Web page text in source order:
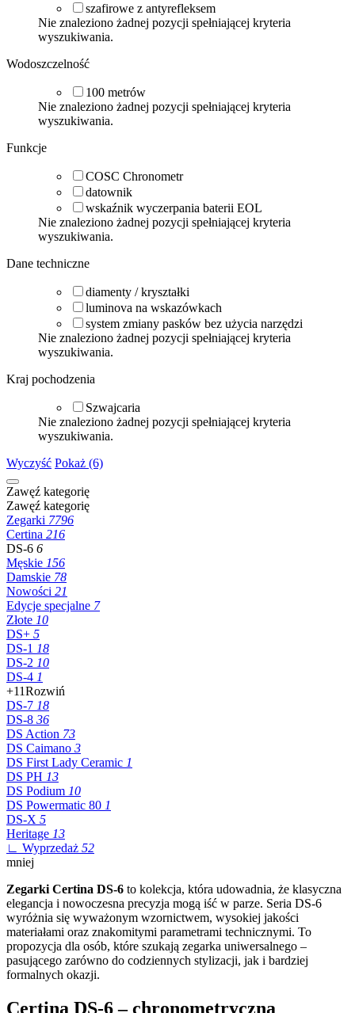
szafirowe z antyrefleksem
Nie znaleziono żadnej pozycji spełniającej kryteria
wyszukiwania.
Wodoszczelność
100 metrów
Nie znaleziono żadnej pozycji spełniającej kryteria
wyszukiwania.
Funkcje
COSC Chronometr
datownik
wskaźnik wyczerpania baterii EOL
Nie znaleziono żadnej pozycji spełniającej kryteria
wyszukiwania.
Dane techniczne
diamenty / kryształki
luminova na wskazówkach
system zmiany pasków bez użycia narzędzi
Nie znaleziono żadnej pozycji spełniającej kryteria
wyszukiwania.
Kraj pochodzenia
Szwajcaria
Nie znaleziono żadnej pozycji spełniającej kryteria
wyszukiwania.
Wyczyść Pokaż (6)
Zawęź kategorię
Zawęź kategorię
Zegarki 7796
Certina 216
DS-6 6
Męskie 156
Damskie 78
Nowości 21
Edycje specjalne 7
Złote 10
DS+ 5
DS-1 18
DS-2 10
DS-4 1
+11Rozwiń
DS-7 18
DS-8 36
DS Action 73
DS Caimano 3
DS First Lady Ceramic 1
DS PH 13
DS Podium 10
DS Powermatic 80 1
DS-X 5
Heritage 13
∟ Wyprzedaż 52
mniej
Zegarki Certina DS-6 to kolekcja, która udowadnia, że klasyczna
elegancja i nowoczesna precyzja mogą iść w parze. Seria DS-6
wyróżnia się wyważonym wzornictwem, wysokiej jakości
materiałami oraz znakomitymi parametrami technicznymi. To
propozycja dla osób, które szukają zegarka uniwersalnego –
pasującego zarówno do codziennych stylizacji, jak i bardziej
formalnych okazji.
Certina DS-6 – chronometryczna